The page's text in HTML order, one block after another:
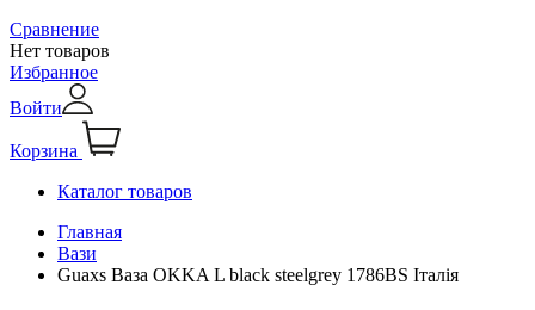
Сравнение
Нет товаров
Избранное
Войти
Корзина
Каталог товаров
Главная
Вази
Guaxs Ваза OKKA L black steelgrey 1786BS Італія